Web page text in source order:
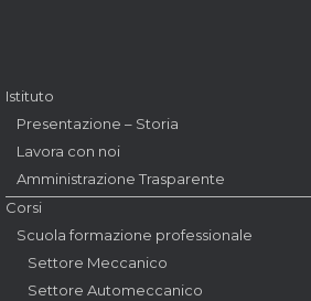
Istituto
Presentazione – Storia
Lavora con noi
Amministrazione Trasparente
Corsi
Scuola formazione professionale
Settore Meccanico
Settore Automeccanico